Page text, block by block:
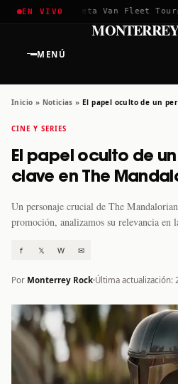
EN VIVO
2026 ✱Greta Van Fleet Tour✱
MENÚ
Inicio » Noticias » El papel oculto de un
CINE Y SERIES
El papel oculto de
clave en The
Un personaje crucial de The
promoción, analizamos su relevancia en
f 𝕏 W ✉
Por Monterrey Rock Última actualización: